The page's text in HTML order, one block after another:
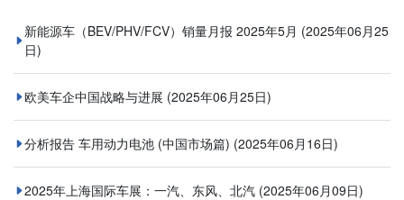
新能源车（BEV/PHV/FCV）销量月报 2025年5月 (2025年06月25
日)
欧美车企中国战略与进展 (2025年06月25日)
分析报告 车用动力电池 (中国市场篇) (2025年06月16日)
2025年上海国际车展：一汽、东风、北汽 (2025年06月09日)